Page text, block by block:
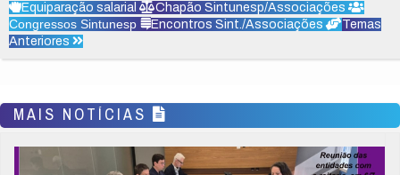
Equiparação salarial
Chapão Sintunesp/Associações
Congressos Sintunesp Encontros Sint./Associações
Temas
Anteriores
MAIS NOTÍCIAS